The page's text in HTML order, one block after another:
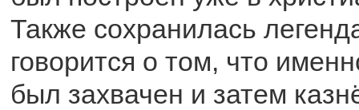
Также сохранилась
говорится о том, что
был захвачен и затем